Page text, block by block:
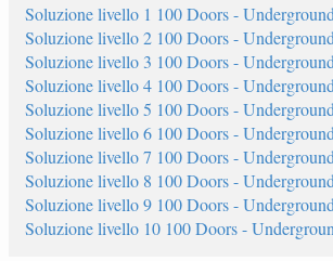
Soluzione livello 1 100 Doors - Underground
Soluzione livello 2 100 Doors - Underground
Soluzione livello 3 100 Doors - Underground
Soluzione livello 4 100 Doors - Underground
Soluzione livello 5 100 Doors - Underground
Soluzione livello 6 100 Doors - Underground
Soluzione livello 7 100 Doors - Underground
Soluzione livello 8 100 Doors - Underground
Soluzione livello 9 100 Doors - Underground
Soluzione livello 10 100 Doors -